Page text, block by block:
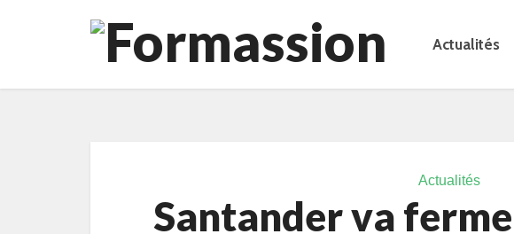
Actualités
Actualités
Santander va